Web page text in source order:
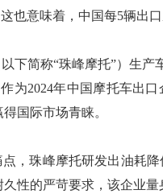
也意味着，中国每5辆出
简称“珠峰摩托”）生产
为2024年中国摩托车出
国际市场青睐。
，珠峰摩托研发出油耗降
性的严苛要求，该企业量